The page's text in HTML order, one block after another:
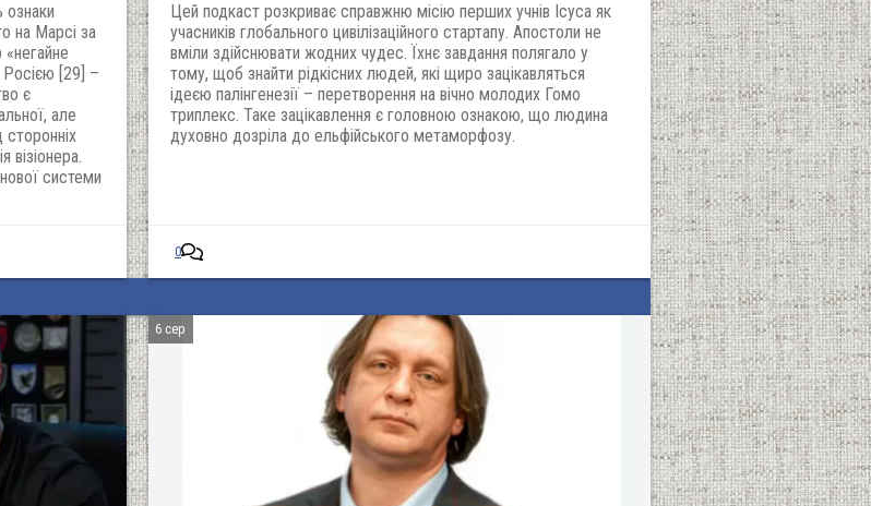
ознаки
на Марсі за
«негайне
Росією [29] –
є
але
сторонніх
системи
Цей подкаст розкриває справжню місію перших учнів Ісуса як
учасників глобального цивілізаційного стартапу. Апостоли не
вміли здійснювати жодних чудес. Їхнє завдання полягало у
тому, щоб знайти рідкісних людей, які щиро зацікавляться
ідеєю палінгенезії – перетворення на вічно молодих Гомо
триплекс. Таке зацікавлення є головною ознакою, що людина
духовно дозріла до ельфійського метаморфозу.
0
6 сер